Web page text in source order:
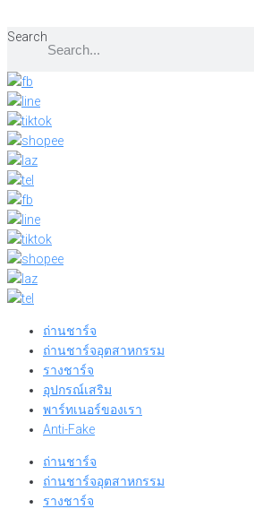
to
content
Search
ถ่านชาร์จ
ถ่านชาร์จอุตสาหกรรม
รางชาร์จ
อุปกรณ์เสริม
พาร์ทเนอร์ของเรา
Anti-Fake
ถ่านชาร์จ
ถ่านชาร์จอุตสาหกรรม
รางชาร์จ